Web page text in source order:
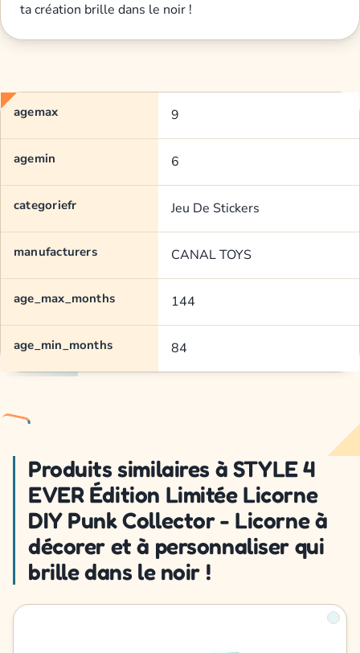
ta création brille dans le noir !
agemax 9
agemin 6
categoriefr Jeu De Stickers
manufacturers CANAL TOYS
age_max_months 144
age_min_months 84
Produits similaires à STYLE 4
EVER Édition Limitée Licorne
DIY Punk Collector - Licorne à
décorer et à personnaliser qui
brille dans le noir !